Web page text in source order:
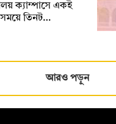
ক্যাম্পাসে একই
তিনট…
আরও পড়ুন